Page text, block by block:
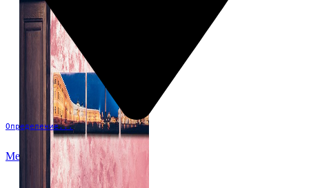
Определение...
Меню